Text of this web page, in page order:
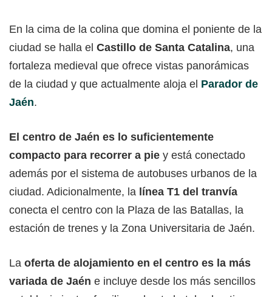
En la cima de la colina que domina el poniente de la
ciudad se halla el Castillo de Santa Catalina, una
fortaleza medieval que ofrece vistas panorámicas
de la ciudad y que actualmente aloja el Parador de
Jaén.
El centro de Jaén es lo suficientemente
compacto para recorrer a pie y está conectado
además por el sistema de autobuses urbanos de la
ciudad. Adicionalmente, la línea T1 del tranvía
conecta el centro con la Plaza de las Batallas, la
estación de trenes y la Zona Universitaria de Jaén.
La oferta de alojamiento en el centro es la más
variada de Jaén e incluye desde los más sencillos